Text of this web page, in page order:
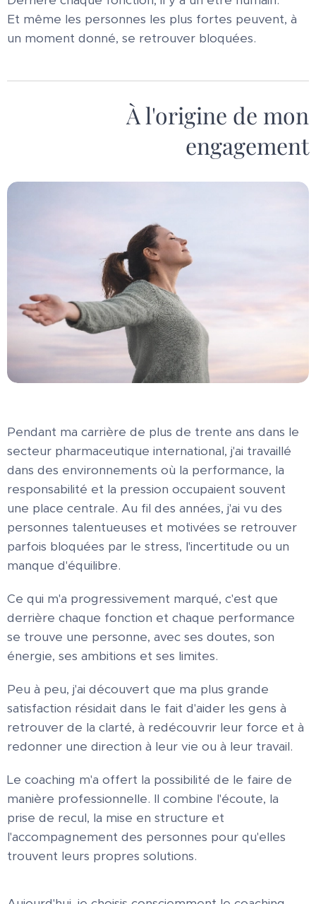
Et même les personnes les plus fortes peuvent, à
un moment donné, se retrouver bloquées.
À l'origine de mon
engagement
Pendant ma carrière de plus de trente ans dans le
secteur pharmaceutique international, j'ai travaillé
dans des environnements où la performance, la
responsabilité et la pression occupaient souvent
une place centrale. Au fil des années, j'ai vu des
personnes talentueuses et motivées se retrouver
parfois bloquées par le stress, l'incertitude ou un
manque d'équilibre.
Ce qui m'a progressivement marqué, c'est que
derrière chaque fonction et chaque performance
se trouve une personne, avec ses doutes, son
énergie, ses ambitions et ses limites.
Peu à peu, j'ai découvert que ma plus grande
satisfaction résidait dans le fait d'aider les gens à
retrouver de la clarté, à redécouvrir leur force et à
redonner une direction à leur vie ou à leur travail.
Le coaching m'a offert la possibilité de le faire de
manière professionnelle. Il combine l'écoute, la
prise de recul, la mise en structure et
l'accompagnement des personnes pour qu'elles
trouvent leurs propres solutions.